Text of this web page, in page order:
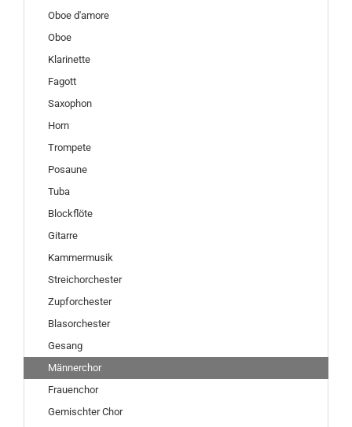
Oboe d'amore
Oboe
Klarinette
Fagott
Saxophon
Horn
Trompete
Posaune
Tuba
Blockflöte
Gitarre
Kammermusik
Streichorchester
Zupforchester
Blasorchester
Gesang
Männerchor
Frauenchor
Gemischter Chor